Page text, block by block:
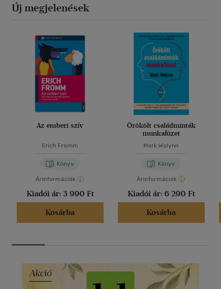
Új megjelenések
Az emberi szív
Erich Fromm
Könyv
Árinformációk
Kiadói ár: 3 990 Ft
Kosárba
Örökölt családminták
munkafüzet
Mark Wolynn
Könyv
Árinformációk
Kiadói ár: 6 290 Ft
Kosárba